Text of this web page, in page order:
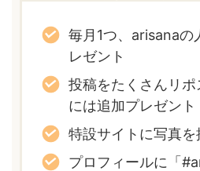
毎月1つ、arisanaの
レゼント
投稿をたくさんリ
には追加プレゼント
特設サイトに写真を
プロフィールに「